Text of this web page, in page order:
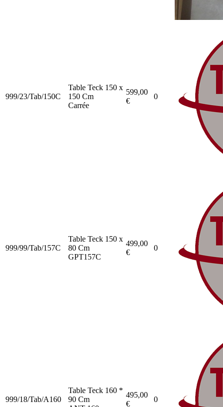
999/23/Tab/150C
Table Teck 150 x
150 Cm
Carrée
599,00
€
0
999/99/Tab/157C
Table Teck 150 x
80 Cm
GPT157C
499,00
€
0
999/18/Tab/A160
Table Teck 160 *
90 Cm
495,00
€
0